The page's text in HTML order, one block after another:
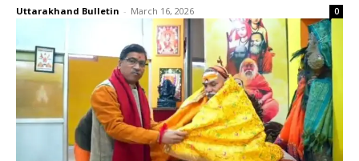
Uttarakhand Bulletin - March 16, 2026 0